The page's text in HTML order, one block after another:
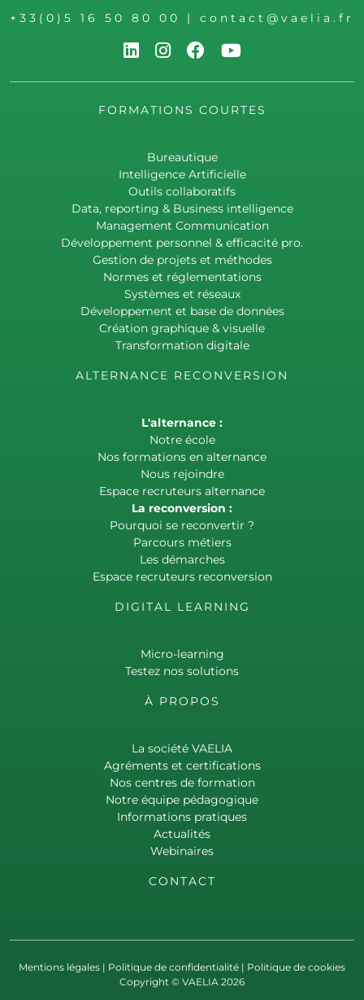
+33(0)5 16 50 80 00 | contact@vaelia.fr
FORMATIONS COURTES
Bureautique
Intelligence Artificielle
Outils collaboratifs
Data, reporting & Business intelligence
Management Communication
Développement personnel & efficacité pro.
Gestion de projets et méthodes
Normes et réglementations
Systèmes et réseaux
Développement et base de données
Création graphique & visuelle
Transformation digitale
ALTERNANCE RECONVERSION
L'alternance :
Notre école
Nos formations en alternance
Nous rejoindre
Espace recruteurs alternance
La reconversion :
Pourquoi se reconvertir ?
Parcours métiers
Les démarches
Espace recruteurs reconversion
DIGITAL LEARNING
Micro-learning
Testez nos solutions
À PROPOS
La société VAELIA
Agréments et certifications
Nos centres de formation
Notre équipe pédagogique
Informations pratiques
Actualités
Webinaires
CONTACT
Mentions légales | Politique de confidentialité | Politique de cookies
Copyright © VAELIA 2026